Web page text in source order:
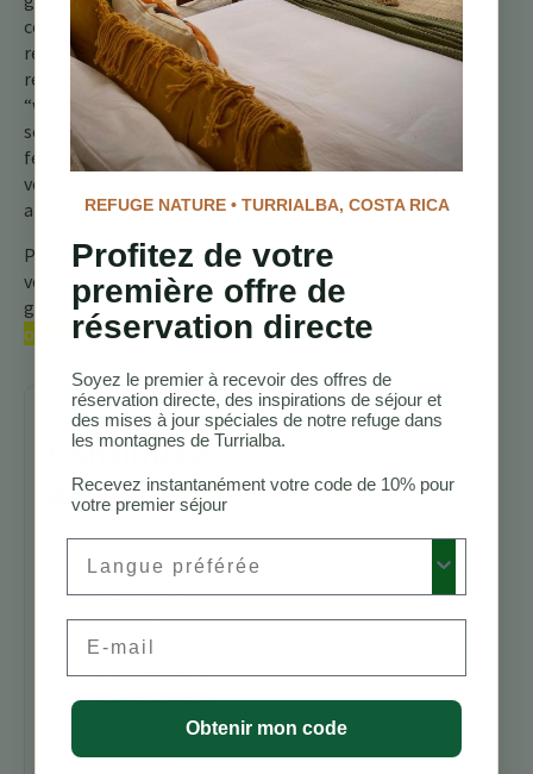
ceux qui visitent notre
refuge de montagne,
rester à l’écoute de l’appel
“whip-Tom-Kelly” et
scruter patiemment le
feuillage pourrait bien
vous récompenser d’un
aperçu de ce petit joyau.
Pour plus d’informations,
veuillez consulter notre
guide complet sur les
oiseaux du Costa Rica.
Continuez
à explorer
Sentiers de
randonnée
Costa Rica
Meilleurs
lodges
d’observation
des oiseaux au
Vacances
REFUGE NATURE • TURRIALBA, COSTA RICA
Profitez de votre
première offre de
réservation directe
Soyez le premier à recevoir des offres de
réservation directe, des inspirations de séjour et
des mises à jour spéciales de notre refuge dans
les montagnes de Turrialba.
Recevez instantanément votre code de 10% pour
votre premier séjour
Obtenir mon code